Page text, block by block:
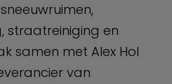
straatreiniging en
samen met Alex Hol
van